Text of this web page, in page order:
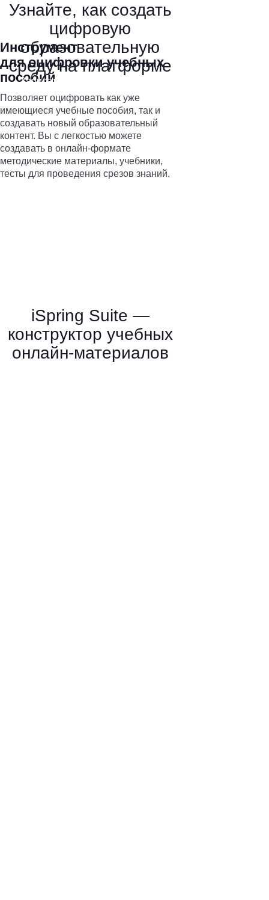
Инструмент
для оцифровки учебных
пособий
Позволяет оцифровать как уже
имеющиеся учебные пособия, так и
создавать новый образовательный
контент. Вы с легкостью можете
создавать в онлайн-формате
методические материалы, учебники,
тесты для проведения срезов знаний.
iSpring Suite —
конструктор учебных
онлайн-материалов
Узнайте, как создать
цифровую
образовательную
среду на платформе
Записаться на консультацию